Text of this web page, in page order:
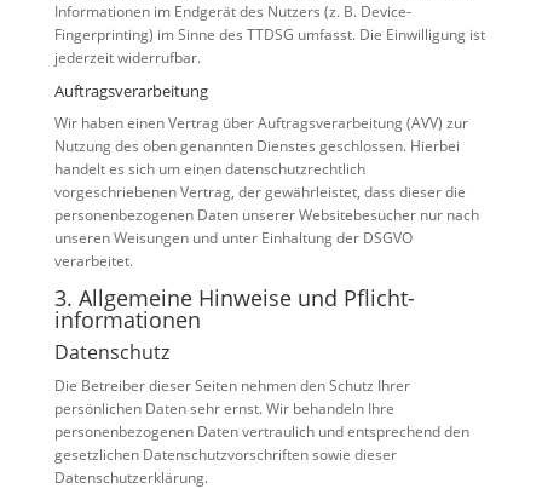
Informationen im Endgerät des Nutzers (z. B. Device-
Fingerprinting) im Sinne des TTDSG umfasst. Die Einwilligung ist
jederzeit widerrufbar.
Auftragsverarbeitung
Wir haben einen Vertrag über Auftragsverarbeitung (AVV) zur
Nutzung des oben genannten Dienstes geschlossen. Hierbei
handelt es sich um einen datenschutzrechtlich
vorgeschriebenen Vertrag, der gewährleistet, dass dieser die
personenbezogenen Daten unserer Websitebesucher nur nach
unseren Weisungen und unter Einhaltung der DSGVO
verarbeitet.
3. Allgemeine Hinweise und Pflicht­
informationen
Datenschutz
Die Betreiber dieser Seiten nehmen den Schutz Ihrer
persönlichen Daten sehr ernst. Wir behandeln Ihre
personenbezogenen Daten vertraulich und entsprechend den
gesetzlichen Datenschutzvorschriften sowie dieser
Datenschutzerklärung.